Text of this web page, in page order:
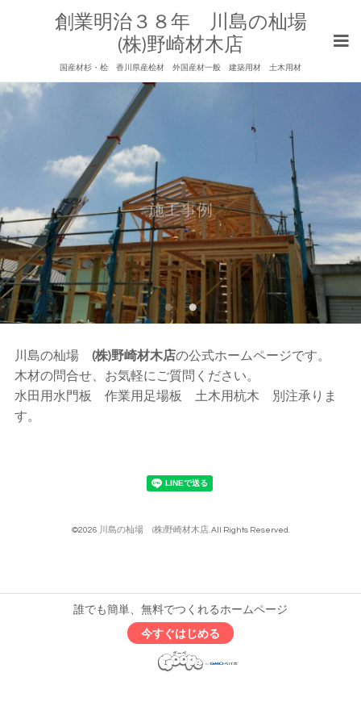
創業明治３８年 川島の杣場
(株)野崎材木店
国産材杉・桧 香川県産桧材 外国産材一般 建築用材 土木用材
施工事例
川島の杣場 (株)野崎材木店の公式ホームページです。
木材の問合せ、お気軽にご質問ください。
水田用水門板 作業用足場板 土木用杭木 別注承りま
す。
©2026 川島の杣場 (株)野崎材木店 . All Rights Reserved.
誰でも簡単、無料でつくれるホームページ
今すぐはじめる